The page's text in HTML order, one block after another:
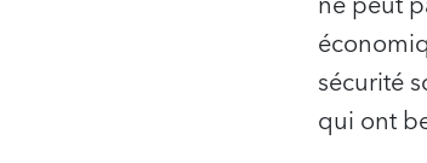
sécurité
qui ont